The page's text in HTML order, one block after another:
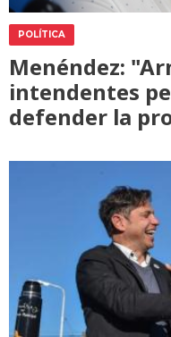
POLÍTICA
Menéndez:
intendentes
defender la